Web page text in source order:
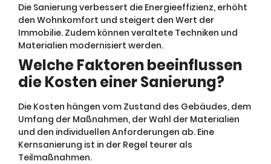
Die Sanierung verbessert die Energieeffizienz, erhöht
den Wohnkomfort und steigert den Wert der
Immobilie. Zudem können veraltete Techniken und
Materialien modernisiert werden.
Welche Faktoren beeinflussen
die Kosten einer Sanierung?
Die Kosten hängen vom Zustand des Gebäudes, dem
Umfang der Maßnahmen, der Wahl der Materialien
und den individuellen Anforderungen ab. Eine
Kernsanierung ist in der Regel teurer als
Teilmaßnahmen.